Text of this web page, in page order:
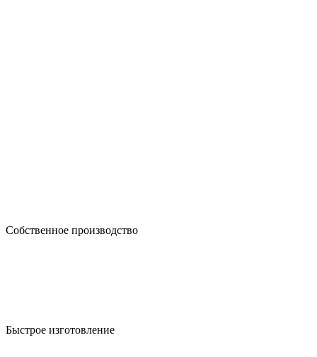
Собственное производство
Быстрое изготовление